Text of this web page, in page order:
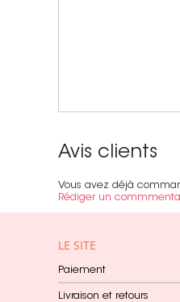
Avis clients
Vous avez déjà
Rédiger un
LE SITE
Paiement
Livraison et retours